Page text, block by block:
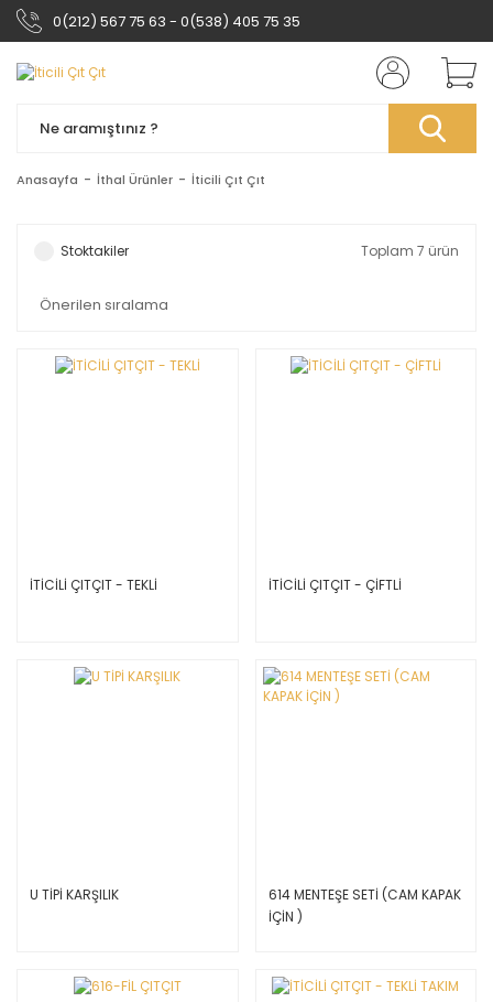
0(212) 567 75 63 - 0(538) 405 75 35
Anasayfa İthal Ürünler İticili Çıt Çıt
Stoktakiler Toplam 7 ürün
İTİCİLİ ÇITÇIT - TEKLİ İTİCİLİ ÇITÇIT - ÇİFTLİ
U TİPİ KARŞILIK
614 MENTEŞE SETİ (CAM KAPAK
İÇİN )